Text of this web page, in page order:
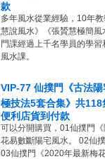
款
多年風水從業經驗，10年
慧說風水》《張贇慧極簡
門課經過上千名學員的學
風水課。
VIP-77 仙撲門《古法
極技法5套合集》共
便利店貨到付款
可以分開購買，01仙撲門
花易數斷陽宅風水。 02仙
03仙撲門《2020年最新梅